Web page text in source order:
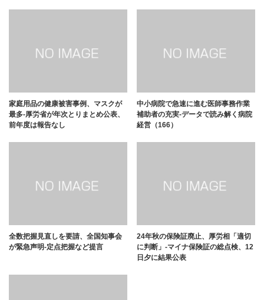
家庭用品の健康被害事例、マスクが
最多-厚労省が年次とりまとめ公表、
前年度は報告なし
中小病院で急速に進む医師事務作業
補助者の充実-データで読み解く病院
経営（166）
全数把握見直しを要請、全国知事会
が緊急声明-定点把握など提言
24年秋の保険証廃止、厚労相「適切
に判断」-マイナ保険証の総点検、12
日夕に結果公表